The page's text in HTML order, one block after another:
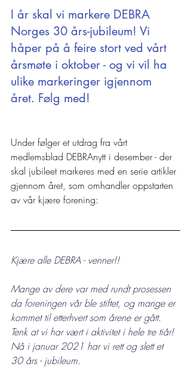
I år skal vi markere DEBRA
Norges 30 års-jubileum! Vi
håper på å feire stort ved vårt
årsmøte i oktober - og vi vil ha
ulike markeringer igjennom
året. Følg med!
Under følger et utdrag fra vårt
medlemsblad DEBRAnytt i desember - der
skal jubileet markeres med en serie artikler
gjennom året, som omhandler oppstarten
av vår kjære forening:
Kjære alle DEBRA - venner!!
Mange av dere var med rundt prosessen
da foreningen vår ble stiftet, og mange er
kommet til etterhvert som årene er gått.
Tenk at vi har vært i aktivitet i hele tre tiår!
Nå i januar 2021 har vi rett og slett et
30 års - jubileum.